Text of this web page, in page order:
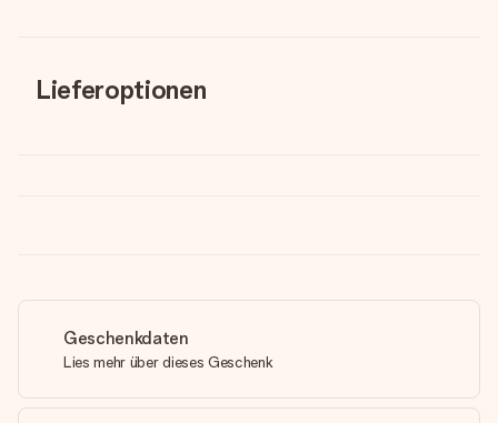
Lieferoptionen
Geschenkdaten
Lies mehr über dieses Geschenk